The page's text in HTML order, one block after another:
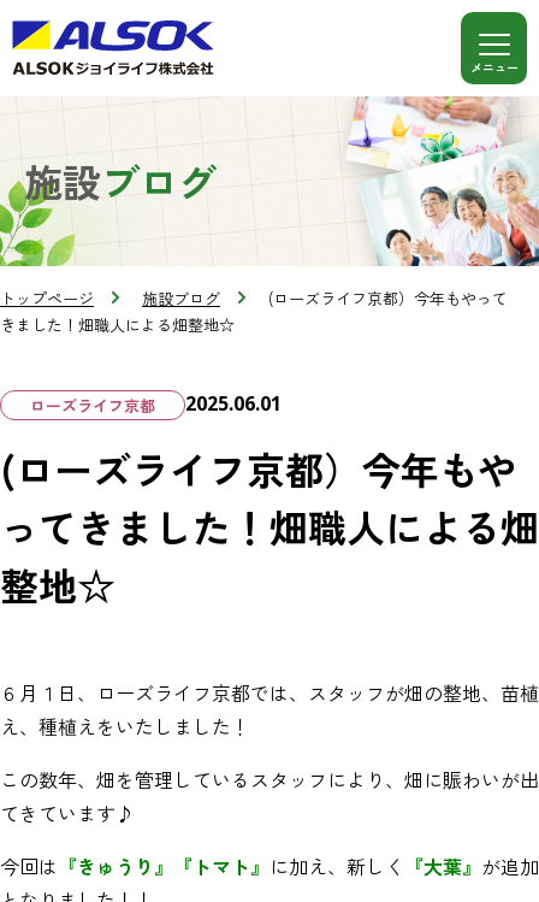
施設ブログ
トップページ 施設ブログ
(ローズライフ京都）今年もやって
きました！畑職人による畑整地☆
ローズライフ京都 2025.06.01
(ローズライフ京都）今年もや
ってきました！畑職人による畑
整地☆
６月１日、ローズライフ京都では、スタッフが畑の整地、苗植
え、種植えをいたしました！
この数年、畑を管理しているスタッフにより、畑に賑わいが出
てきています♪
今回は 『きゅうり』『トマト』 に加え、新しく 『大葉』 が追加